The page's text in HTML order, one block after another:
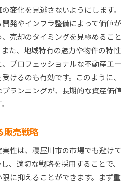
変化を見逃さないようにします。
発やインフラ整備によって価値が
、売却のタイミングを見極めること
た、地域特有の魅力や物件の特性
プロフェッショナルな不動産エー
けるのも有効です。このように、
ランニングが、長期的な資産価値
販売戦略
性は、寝屋川市の市場でも避けて
、適切な戦略を採用することで、
に抑えることができます。まず重